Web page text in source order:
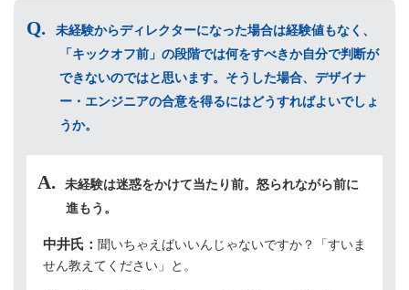
未経験からディレクターになった場合は経験値もなく、
「キックオフ前」の段階では何をすべきか自分で判断が
できないのではと思います。そうした場合、デザイナ
ー・エンジニアの合意を得るにはどうすればよいでしょ
うか。
未経験は迷惑をかけて当たり前。怒られながら前に
進もう。
中井氏： 聞いちゃえばいいんじゃないですか？「すいま
せん教えてください」と。